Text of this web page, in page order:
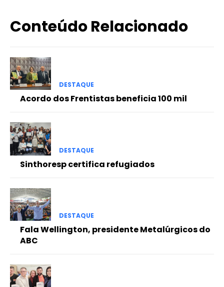
Conteúdo Relacionado
DESTAQUE
Acordo dos Frentistas beneficia 100 mil
DESTAQUE
Sinthoresp certifica refugiados
DESTAQUE
Fala Wellington, presidente Metalúrgicos do
ABC